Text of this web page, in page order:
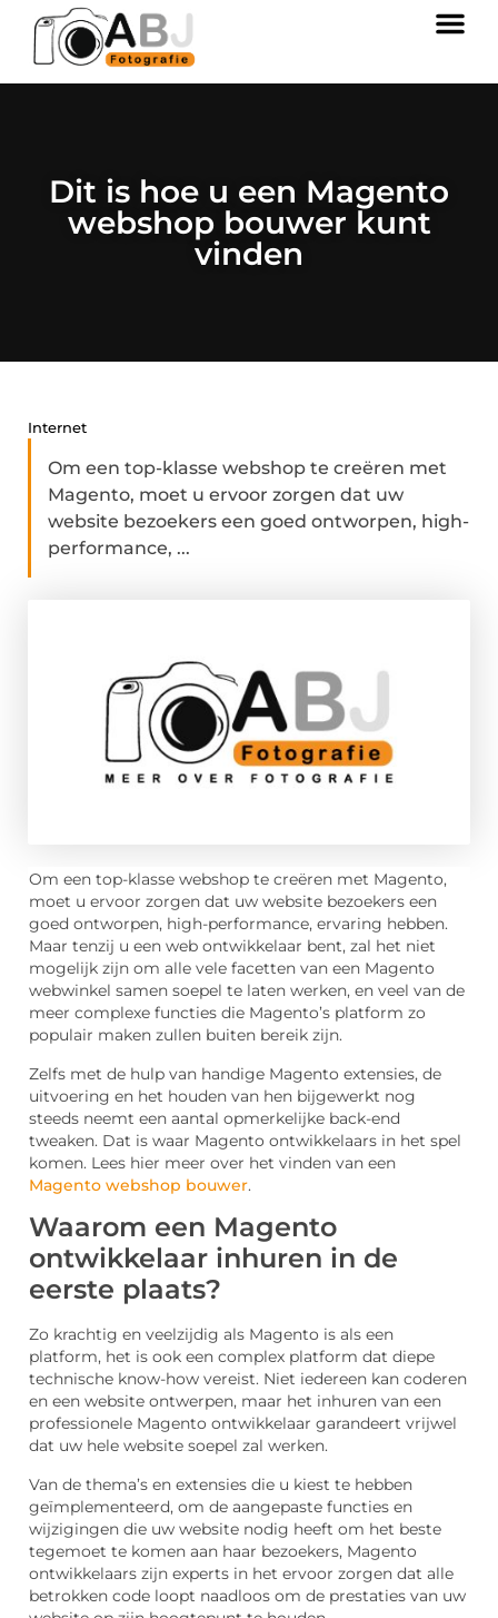
Dit is hoe u een Magento
webshop bouwer kunt
vinden
Internet
Om een top-klasse webshop te creëren met
Magento, moet u ervoor zorgen dat uw
website bezoekers een goed ontworpen, high-
performance, ...
Om een top-klasse webshop te creëren met Magento,
moet u ervoor zorgen dat uw website bezoekers een
goed ontworpen, high-performance, ervaring hebben.
Maar tenzij u een web ontwikkelaar bent, zal het niet
mogelijk zijn om alle vele facetten van een Magento
webwinkel samen soepel te laten werken, en veel van de
meer complexe functies die Magento’s platform zo
populair maken zullen buiten bereik zijn.
Zelfs met de hulp van handige Magento extensies, de
uitvoering en het houden van hen bijgewerkt nog
steeds neemt een aantal opmerkelijke back-end
tweaken. Dat is waar Magento ontwikkelaars in het spel
komen. Lees hier meer over het vinden van een
Magento webshop bouwer.
Waarom een Magento
ontwikkelaar inhuren in de
eerste plaats?
Zo krachtig en veelzijdig als Magento is als een
platform, het is ook een complex platform dat diepe
technische know-how vereist. Niet iedereen kan coderen
en een website ontwerpen, maar het inhuren van een
professionele Magento ontwikkelaar garandeert vrijwel
dat uw hele website soepel zal werken.
Van de thema’s en extensies die u kiest te hebben
geïmplementeerd, om de aangepaste functies en
wijzigingen die uw website nodig heeft om het beste
tegemoet te komen aan haar bezoekers, Magento
ontwikkelaars zijn experts in het ervoor zorgen dat alle
betrokken code loopt naadloos om de prestaties van uw